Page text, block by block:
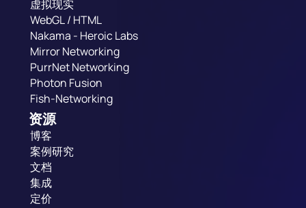
虚拟现实
WebGL / HTML
Nakama - Heroic Labs
Mirror Networking
PurrNet Networking
Photon Fusion
Fish-Networking
资源
博客
案例研究
文档
集成
定价